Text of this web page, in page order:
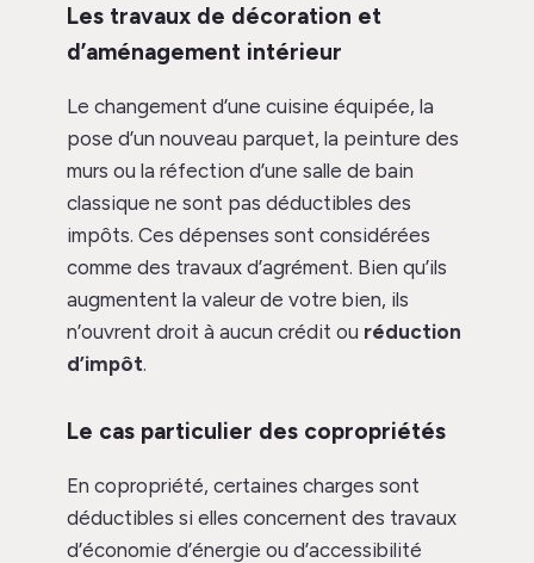
Les travaux de décoration et
d’aménagement intérieur
Le changement d’une cuisine équipée, la
pose d’un nouveau parquet, la peinture des
murs ou la réfection d’une salle de bain
classique ne sont pas déductibles des
impôts. Ces dépenses sont considérées
comme des travaux d’agrément. Bien qu’ils
augmentent la valeur de votre bien, ils
n’ouvrent droit à aucun crédit ou réduction
d’impôt.
Le cas particulier des copropriétés
En copropriété, certaines charges sont
déductibles si elles concernent des travaux
d’économie d’énergie ou d’accessibilité